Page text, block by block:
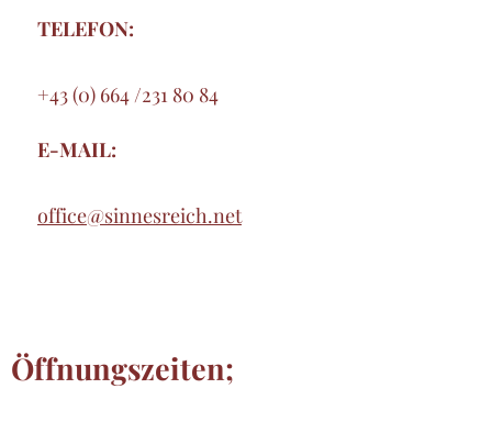
TELEFON:
+43 (0) 664 /231 80 84
E-MAIL:
office@sinnesreich.net
Öffnungszeiten;